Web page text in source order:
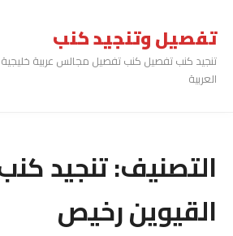
تفصيل وتنجيد كنب
تنجيد كنب تفصيل كنب تفصيل مجالس عربية خليجية فى
العربية
التصنيف:تنجيد كنب
القيوين رخيص